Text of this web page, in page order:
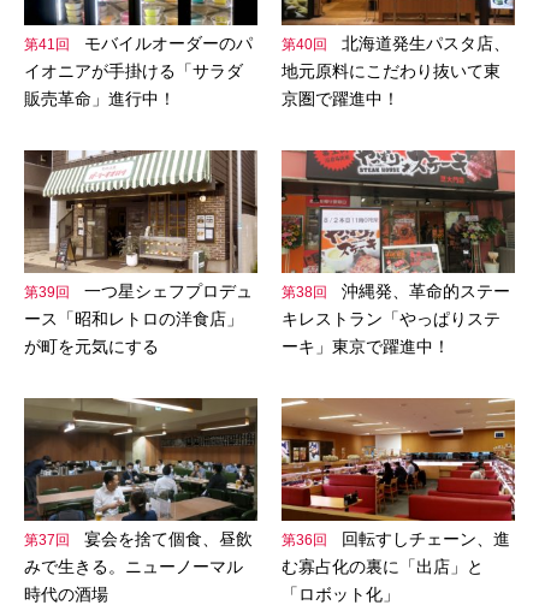
第41回
モバイルオーダーのパ
イオニアが手掛ける「サラダ
販売革命」進行中！
第40回
北海道発生パスタ店、
地元原料にこだわり抜いて東
京圏で躍進中！
第39回
一つ星シェフプロデュ
ース「昭和レトロの洋食店」
が町を元気にする
第38回
沖縄発、革命的ステー
キレストラン「やっぱりステ
ーキ」東京で躍進中！
第37回
宴会を捨て個食、昼飲
みで生きる。ニューノーマル
時代の酒場
第36回
回転すしチェーン、進
む寡占化の裏に「出店」と
「ロボット化」